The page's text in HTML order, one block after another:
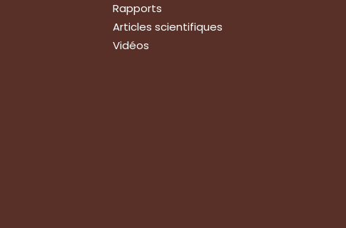
Rapports
Articles scientifiques
Vidéos